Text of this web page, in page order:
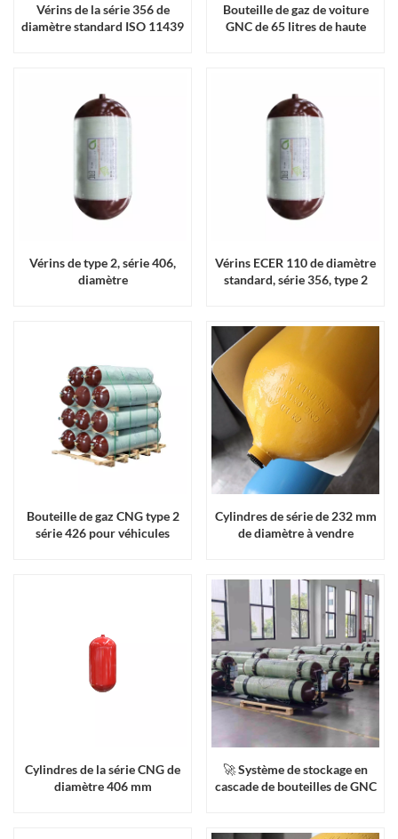
Vérins de la série 356 de
diamètre standard ISO 11439
Bouteille de gaz de voiture
GNC de 65 litres de haute
Vérins de type 2, série 406,
diamètre
Vérins ECER 110 de diamètre
standard, série 356, type 2
Bouteille de gaz CNG type 2
série 426 pour véhicules
Cylindres de série de 232 mm
de diamètre à vendre
Cylindres de la série CNG de
diamètre 406 mm
🚀 Système de stockage en
cascade de bouteilles de GNC